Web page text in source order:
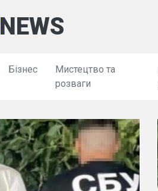
NEWS
Бізнес
Мистецтво та
розваги